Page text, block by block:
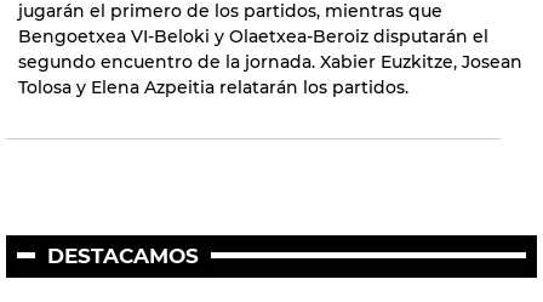
jugarán el primero de los partidos, mientras que
Bengoetxea VI-Beloki y Olaetxea-Beroiz disputarán el
segundo encuentro de la jornada. Xabier Euzkitze, Josean
Tolosa y Elena Azpeitia relatarán los partidos.
DESTACAMOS